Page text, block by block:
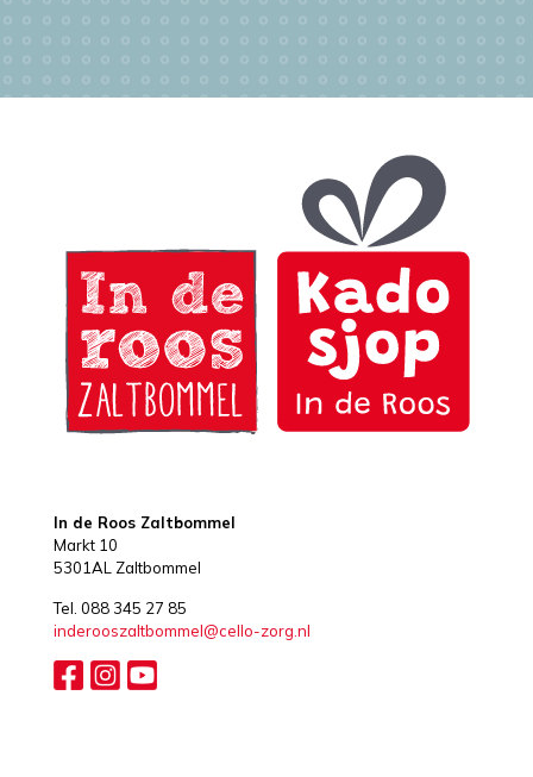
In de Roos Zaltbommel
Markt 10
5301AL Zaltbommel
Tel. 088 345 27 85
inderooszaltbommel@cello-zorg.nl